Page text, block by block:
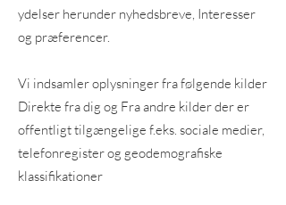
ydelser herunder nyhedsbreve, Interesser
og præferencer.
Vi indsamler oplysninger fra følgende kilder
Direkte fra dig og Fra andre kilder der er
offentligt tilgængelige f.eks. sociale medier,
telefonregister og geodemografiske
klassifikationer